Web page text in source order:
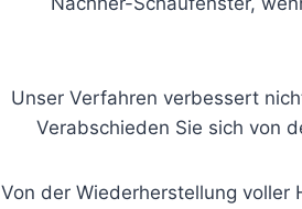
Unser Verfahren verbessert
Verabschieden Sie sich von
Von der Wiederherstellung voller